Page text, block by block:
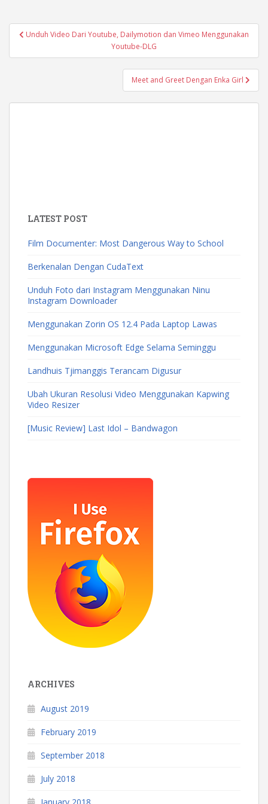
PostUnduh Video Dari Youtube, Dailymotion dan Vimeo Menggunakan
Youtube-DLG
Meet and Greet Dengan Enka Girl
LATEST POST
Film Documenter: Most Dangerous Way to School
Berkenalan Dengan CudaText
Unduh Foto dari Instagram Menggunakan Ninu
Instagram Downloader
Menggunakan Zorin OS 12.4 Pada Laptop Lawas
Menggunakan Microsoft Edge Selama Seminggu
Landhuis Tjimanggis Terancam Digusur
Ubah Ukuran Resolusi Video Menggunakan Kapwing
Video Resizer
[Music Review] Last Idol – Bandwagon
ARCHIVES
August 2019
February 2019
September 2018
July 2018